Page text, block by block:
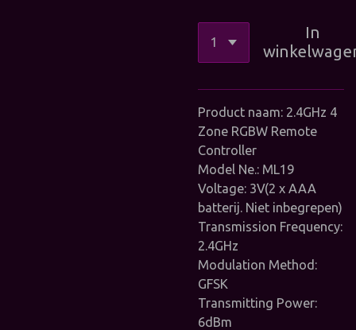
In
Product naam: 2.4GHz 4
Zone RGBW Remote
Controller
Model Ne.: ML19
Voltage: 3V(2 x AAA
batterij. Niet inbegrepen)
Transmission Frequency:
2.4GHz
Modulation Method:
GFSK
Transmitting Power:
6dBm